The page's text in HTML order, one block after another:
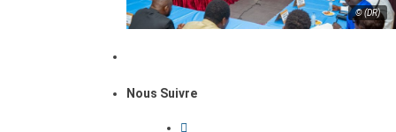
© (DR)
Nous Suivre